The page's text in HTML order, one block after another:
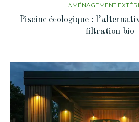
AMÉNAGEMENT
Piscine écologique :
filtration bio